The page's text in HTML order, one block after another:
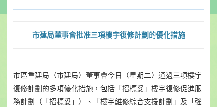
市建局董事會批准三項樓宇復修計劃的優化措施
市區重建局（市建局）董事會今日（星期二）通過三項樓宇
復修計劃的多項優化措施，包括「招標妥」樓宇復修促進服
務計劃（「招標妥」）、「樓宇維修綜合支援計劃」及「強